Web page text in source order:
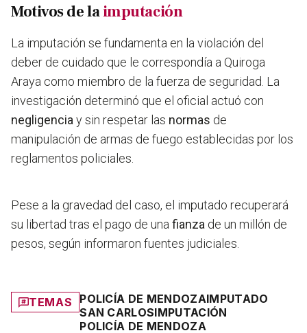
Motivos de laimputación
La imputación se fundamenta en la violación del
deber de cuidado que le correspondía a Quiroga
Araya como miembro de la fuerza de seguridad. La
investigación determinó que el oficial actuó con
negligencia y sin respetar las normas de
manipulación de armas de fuego establecidas por los
reglamentos policiales.
Pese a la gravedad del caso, el imputado recuperará
su libertad tras el pago de una fianza de un millón de
pesos, según informaron fuentes judiciales.
TEMAS POLICÍA DE MENDOZAIMPUTADO
SAN CARLOSIMPUTACIÓN
POLICÍA DE MENDOZA